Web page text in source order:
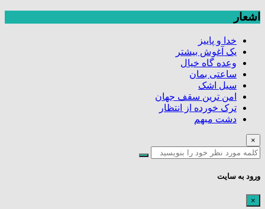
اشعار
خدا و پاییز
یک آغوش بیشتر
وعده گاه خیال
ساعتی بمان
سیل اشک
امن ترین سقف جهان
ترک خورده از انتظار
دشت مبهم
×
ورود به سایت
×